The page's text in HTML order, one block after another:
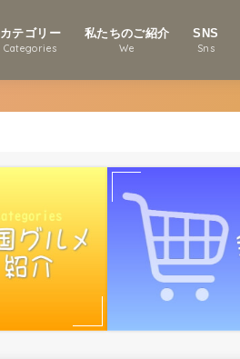
カテゴリー
Categories
私たちのご紹介
We
SNS
Sns